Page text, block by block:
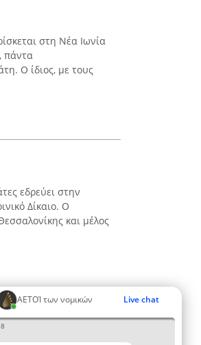
ΑΕΤΟΊ των νομικών Live chat
στη Νέα Ιωνία
πάντα
Ο ίδιος, με τους
εδρεύει στην
Δίκαιο. Ο
και μέλος